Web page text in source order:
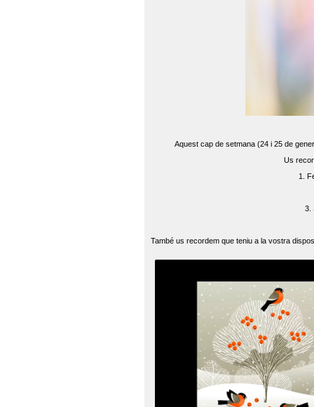
Aquest cap de setmana (24 i 25 de
Us
1.
3.
També us recordem que teniu a la vostra